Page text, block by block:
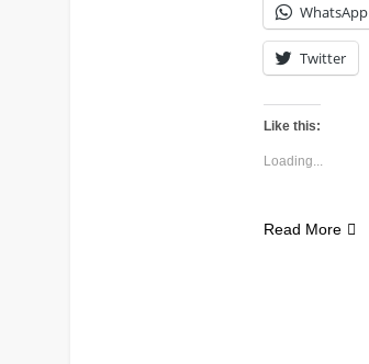
WhatsApp
Twitter
Like this:
Loading...
Read More